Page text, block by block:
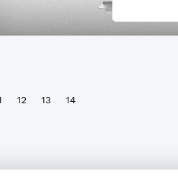
12 13 14